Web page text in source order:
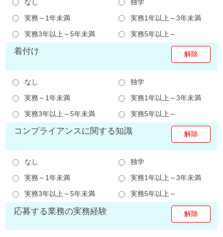
なし
独学
実務～1年未満
実務1年以上～3年未満
実務3年以上～5年未満
実務5年以上～
着付け
なし
独学
実務～1年未満
実務1年以上～3年未満
実務3年以上～5年未満
実務5年以上～
コンプライアンスに関する知識
なし
独学
実務～1年未満
実務1年以上～3年未満
実務3年以上～5年未満
実務5年以上～
応募する業務の実務経験